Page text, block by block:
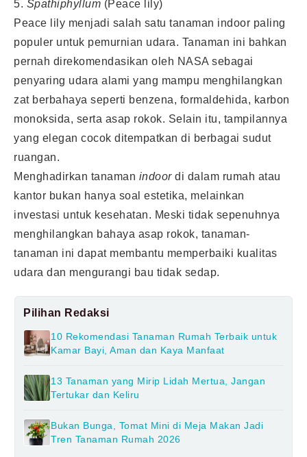
5. Spathiphyllum (Peace lily)
Peace lily menjadi salah satu tanaman indoor paling
populer untuk pemurnian udara. Tanaman ini bahkan
pernah direkomendasikan oleh NASA sebagai
penyaring udara alami yang mampu menghilangkan
zat berbahaya seperti benzena, formaldehida, karbon
monoksida, serta asap rokok. Selain itu, tampilannya
yang elegan cocok ditempatkan di berbagai sudut
ruangan.
Menghadirkan tanaman indoordi dalam rumah atau
kantor bukan hanya soal estetika, melainkan
investasi untuk kesehatan. Meski tidak sepenuhnya
menghilangkan bahaya asap rokok, tanaman-
tanaman ini dapat membantu memperbaiki kualitas
udara dan mengurangi bau tidak sedap.
Pilihan Redaksi
10 Rekomendasi Tanaman Rumah Terbaik untuk
Kamar Bayi, Aman dan Kaya Manfaat
13 Tanaman yang Mirip Lidah Mertua, Jangan
Tertukar dan Keliru
Bukan Bunga, Tomat Mini di Meja Makan Jadi
Tren Tanaman Rumah 2026